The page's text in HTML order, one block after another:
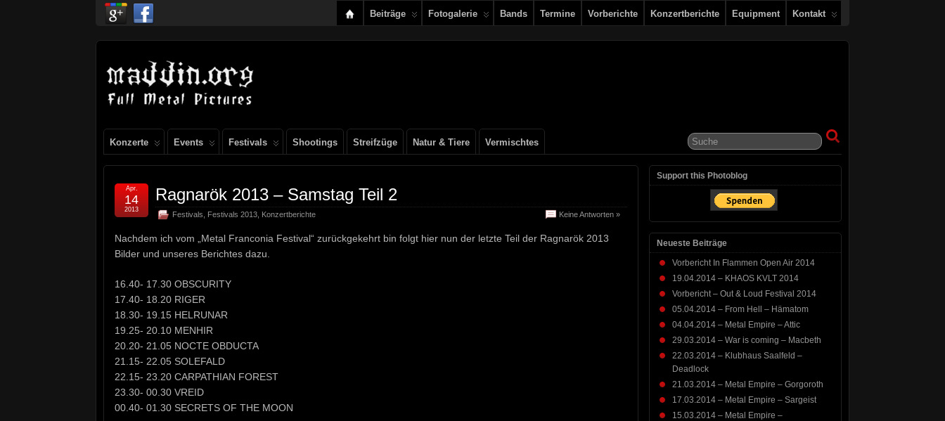
Beiträge Fotogalerie Bands Termine Vorberichte Konzertberichte Equipment Kontakt
Konzerte Events Festivals Shootings Streifzüge Natur & Tiere Vermischtes
Ragnarök 2013 – Samstag Teil 2
Festivals Festivals 2013 Konzertberichte Keine Antworten »
Apr.
14
2013
Nachdem ich vom „Metal Franconia Festival“ zurückgekehrt bin folgt hier nun der letzte Teil der Ragnarök 2013
Bilder und unseres Berichtes dazu.
16.40- 17.30 OBSCURITY
17.40- 18.20 RIGER
18.30- 19.15 HELRUNAR
19.25- 20.10 MENHIR
20.20- 21.05 NOCTE OBDUCTA
21.15- 22.05 SOLEFALD
22.15- 23.20 CARPATHIAN FOREST
23.30- 00.30 VREID
00.40- 01.30 SECRETS OF THE MOON
Support this Photoblog
Neueste Beiträge
Vorbericht In Flammen Open Air 2014
19.04.2014 – KHAOS KVLT 2014
Vorbericht – Out & Loud Festival 2014
05.04.2014 – From Hell – Hämatom
04.04.2014 – Metal Empire – Attic
29.03.2014 – War is coming – Macbeth
22.03.2014 – Klubhaus Saalfeld –
Deadlock
21.03.2014 – Metal Empire – Gorgoroth
17.03.2014 – Metal Empire – Sargeist
15.03.2014 – Metal Empire –